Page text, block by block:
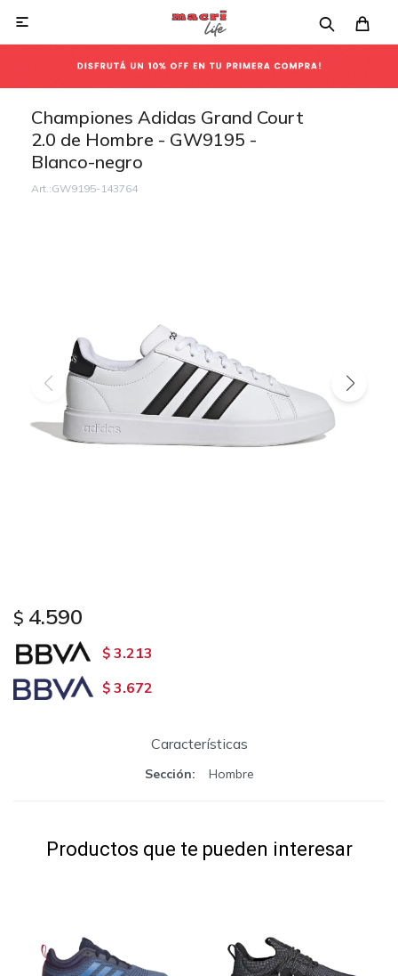

Championes Adidas Grand Court
2.0 de Hombre - GW9195 -
Blanco-negro
GW9195-143764
$ 4.590
$ 3.213
$ 3.672
Características
Sección Hombre
Productos que te pueden interesar